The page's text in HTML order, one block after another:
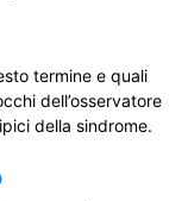
termine e quali
dell’osservatore
della sindrome.